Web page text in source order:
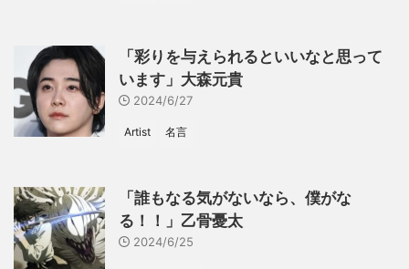
「彩りを与えられるといいなと思って
います」大森元貴
2024/6/27
Artist 名言
「誰もなる気がないなら、僕がな
る！！」乙骨憂太
2024/6/25